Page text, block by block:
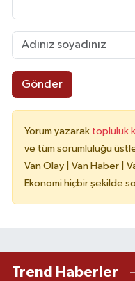
Gönder
Yorum yazarak topluluk
ve tüm sorumluluğu
Van Olay | Van Haber |
Ekonomi hiçbir şekilde
Trend Haberler